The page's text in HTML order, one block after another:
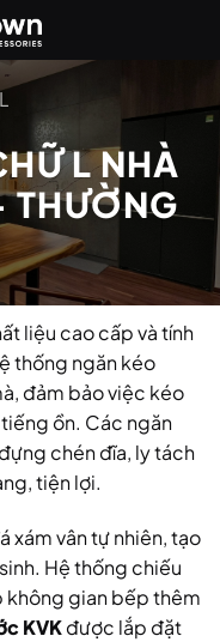
L NHÀ
THƯỜNG
liệu cao cấp và tính
thống ngăn kéo
đảm bảo việc kéo
ồn. Các ngăn
chén đĩa, ly tách
tiện lợi.
xám vân tự nhiên, tạo
Hệ thống chiếu
không gian bếp thêm
KVKđược lắp đặt